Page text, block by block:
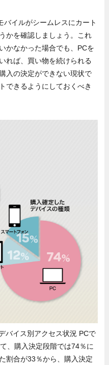
バイルがシームレスにカート
かを確認しましょう。これ
かなかった場合でも、PCを
れば、買い物を続けられる
入の決定ができない現状で
できるようにしておくべき
バイス別アクセス状況 PCで
、購入決定段階では74％に
割合が33％から、購入決定